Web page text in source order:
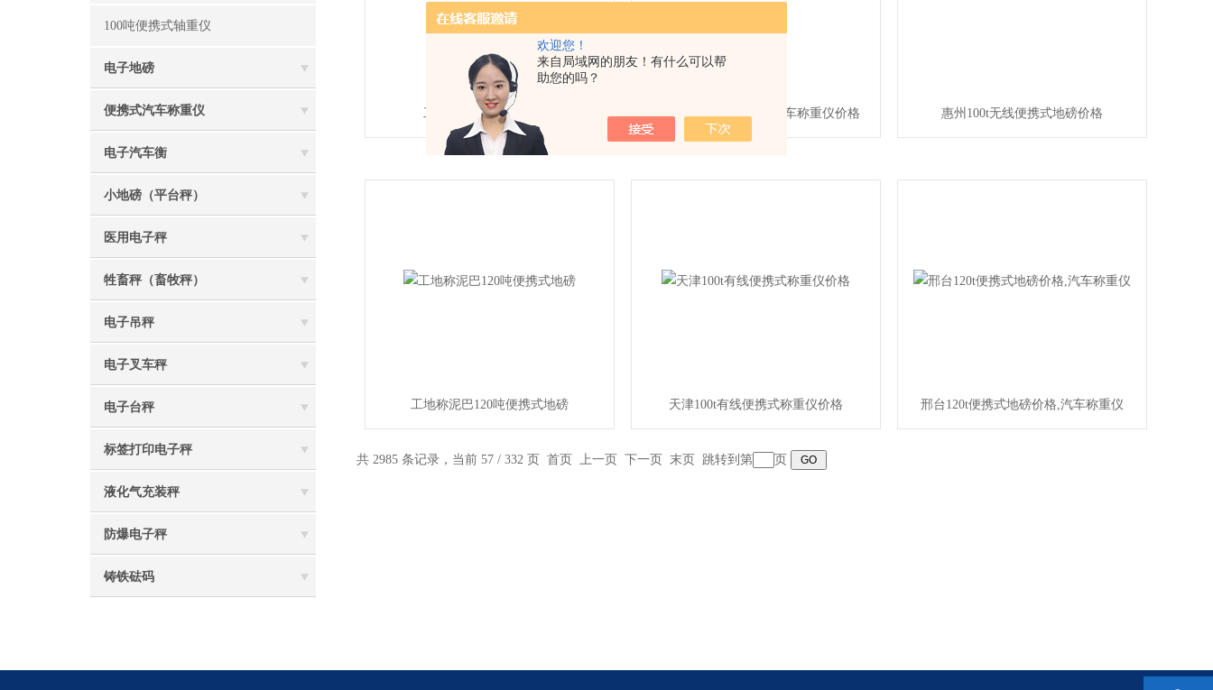
欢迎您！
来自局域网的朋友！有什么可以帮
助您的吗？
100吨便携式轴重仪
电子地磅
便携式汽车称重仪
电子汽车衡
小地磅（平台秤）
医用电子秤
牲畜秤（畜牧秤）
电子吊秤
电子叉车秤
电子台秤
标签打印电子秤
液化气充装秤
防爆电子秤
铸铁砝码
工地称重100吨移动地磅 乌鲁木齐100吨便携式汽车称重仪价格 惠州100t无线便携式地磅价格
工地称泥巴120吨便携式地磅 天津100t有线便携式称重仪价格 邢台120t便携式地磅价格,汽车称重仪
共 2985 条记录，当前 57 / 332 页 首页 上一页 下一页 末页 跳转到第 页